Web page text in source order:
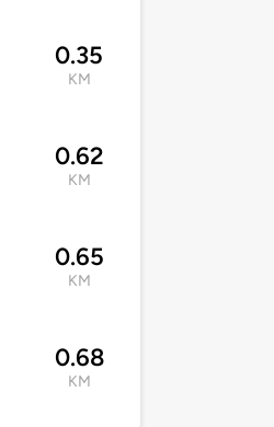
0.35
KM
0.62
KM
0.65
KM
0.68
KM